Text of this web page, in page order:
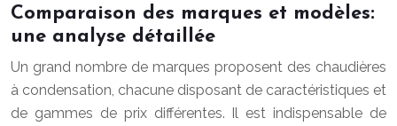
Comparaison des marques et modèles:
une analyse détaillée
Un grand nombre de marques proposent des chaudières
à condensation, chacune disposant de caractéristiques et
de gammes de prix différentes. Il est indispensable de